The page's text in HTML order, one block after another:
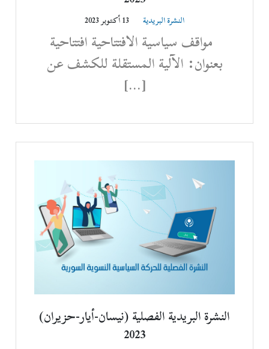
النشرة البريدية
مواقف سياسية الافتتاحية افتتاحية
بعنوان: الآلية المستقلة للكشف عن
[…]
النشرة البريدية الفصلية (نيسان-أيار-حزيران)
2023